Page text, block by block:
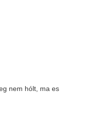
nem hólt, ma es